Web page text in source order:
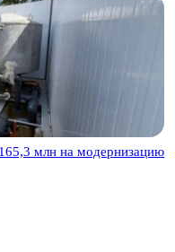
млн на модернизацию